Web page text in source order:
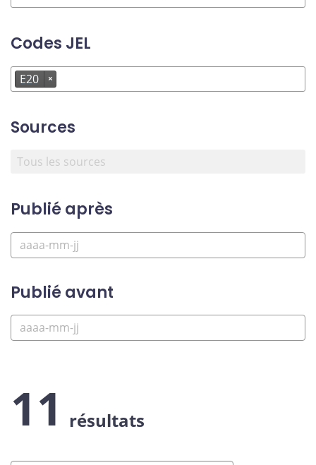
Codes JEL
E20 ×
Sources
Publié après
Publié avant
11 résultats